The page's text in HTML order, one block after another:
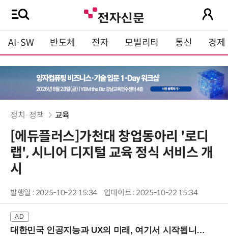
AI·SW 반도체 전자 모빌리티 통신 경제
정치·정책 교육
[에듀플러스]가천대 창업동아리 '로디
랩', 시니어 디지털 교육 정식 서비스 개
시
발행일 : 2025-10-22 15:34 업데이트 : 2025-10-22 15:34
대한민국 인공지능과 UX의 미래, 여기서 시작됩니다! (9/2 강남역)